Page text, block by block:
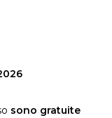
sono gratuite